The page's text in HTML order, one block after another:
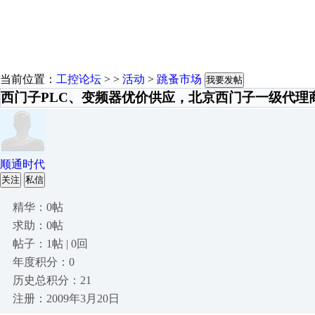
当前位置： 工控论坛 > > 活动 > 跳蚤市场 我要发帖
西门子PLC、变频器优价供应，北京西门子一级代理
顺通时代
关注 私信
精华：0帖
求助：0帖
帖子：1帖 | 0回
年度积分：0
历史总积分：21
注册：2009年3月20日